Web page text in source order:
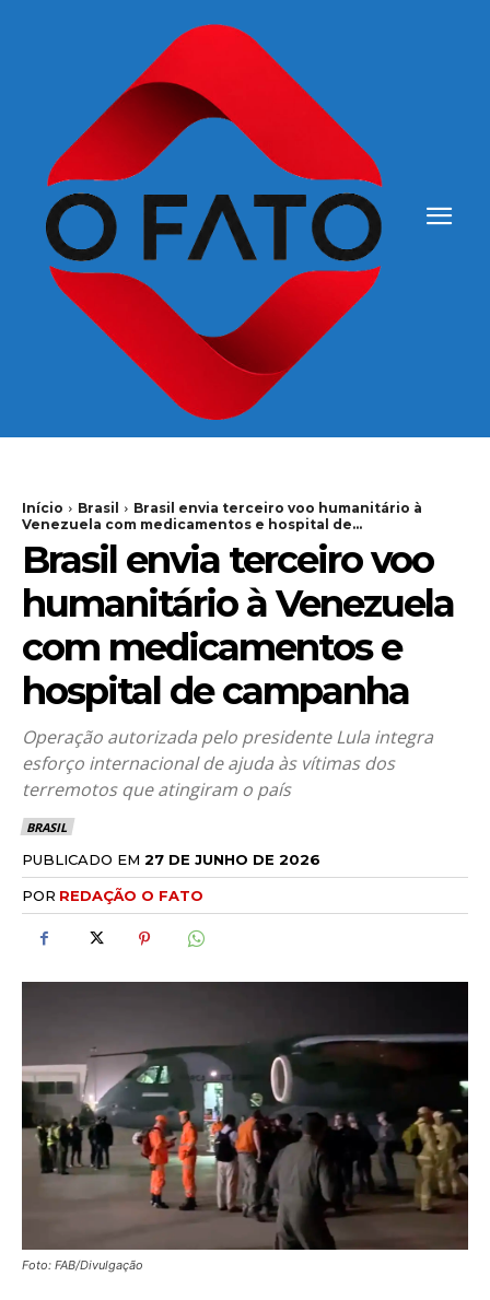
Início Brasil
Brasil envia terceiro voo humanitário à
Venezuela com medicamentos e hospital de...
Brasil envia terceiro voo
humanitário à Venezuela
com medicamentos e
hospital de campanha
Operação autorizada pelo presidente Lula integra
esforço internacional de ajuda às vítimas dos
terremotos que atingiram o país
BRASIL
PUBLICADO EM 27 DE JUNHO DE 2026
POR REDAÇÃO O FATO
Foto: FAB/Divulgação